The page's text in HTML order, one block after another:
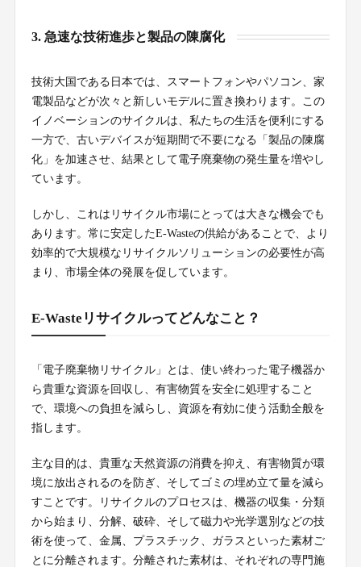
3. 急速な技術進歩と製品の陳腐化
技術大国である日本では、スマートフォンやパソコン、家
電製品などが次々と新しいモデルに置き換わります。この
イノベーションのサイクルは、私たちの生活を便利にする
一方で、古いデバイスが短期間で不要になる「製品の陳腐
化」を加速させ、結果として電子廃棄物の発生量を増やし
ています。
しかし、これはリサイクル市場にとっては大きな機会でも
あります。常に安定したE-Wasteの供給があることで、より
効率的で大規模なリサイクルソリューションの必要性が高
まり、市場全体の発展を促しています。
E-Wasteリサイクルってどんなこと？
「電子廃棄物リサイクル」とは、使い終わった電子機器か
ら貴重な資源を回収し、有害物質を安全に処理すること
で、環境への負担を減らし、資源を有効に使う活動全般を
指します。
主な目的は、貴重な天然資源の消費を抑え、有害物質が環
境に放出されるのを防ぎ、そしてゴミの埋め立て量を減ら
すことです。リサイクルのプロセスは、機器の収集・分類
から始まり、分解、破砕、そして磁力や光学選別などの技
術を使って、金属、プラスチック、ガラスといった素材ご
とに分離されます。分離された素材は、それぞれの専門施